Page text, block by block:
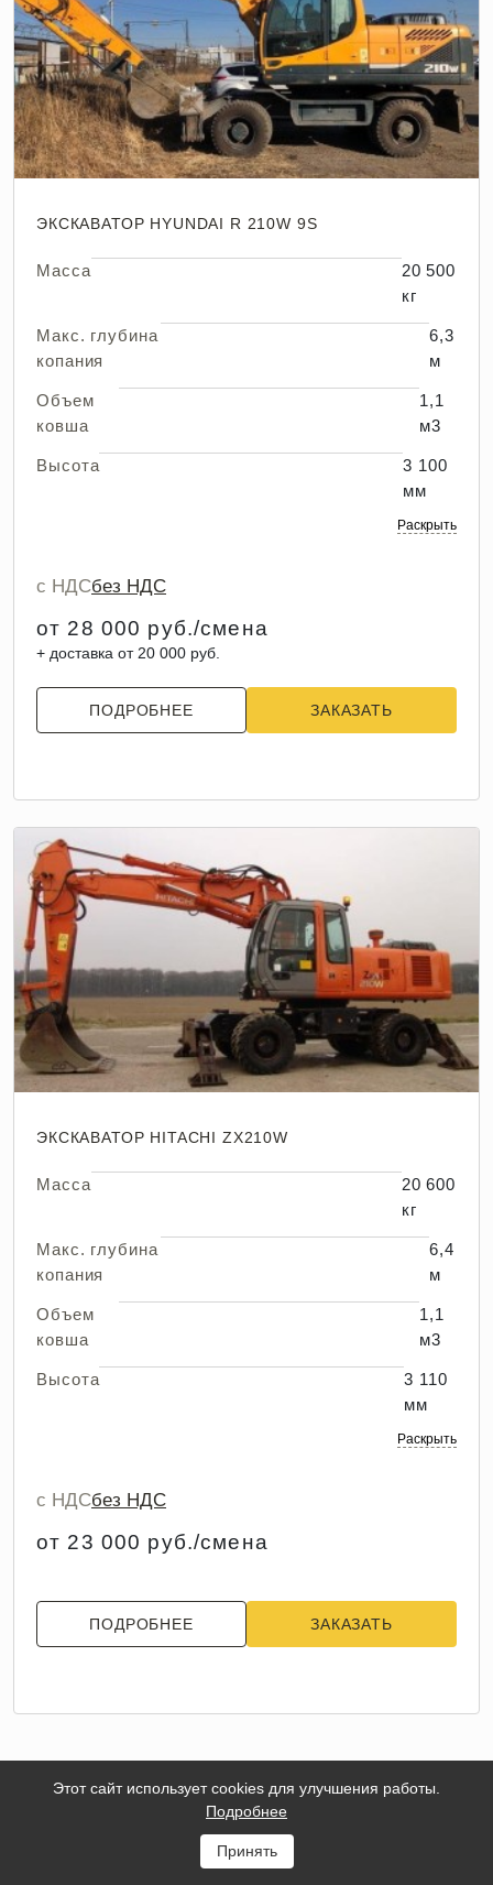
ЭКСКАВАТОР HYUNDAI R 210W 9S
Масса
20 500
кг
Макс. глубина
копания
6,3
м
Объем
ковша
1,1
м3
Высота
3 100
мм
Раскрыть
с НДСбез НДС
от 28 000 руб./смена
+ доставка от 20 000 руб.
ПОДРОБНЕЕ ЗАКАЗАТЬ
ЭКСКАВАТОР HITACHI ZX210W
Масса
20 600
кг
Макс. глубина
копания
6,4
м
Объем
ковша
1,1
м3
Высота
3 110
мм
Раскрыть
с НДСбез НДС
от 23 000 руб./смена
ПОДРОБНЕЕ ЗАКАЗАТЬ
Этот сайт использует cookies для улучшения работы.
Подробнее
Принять